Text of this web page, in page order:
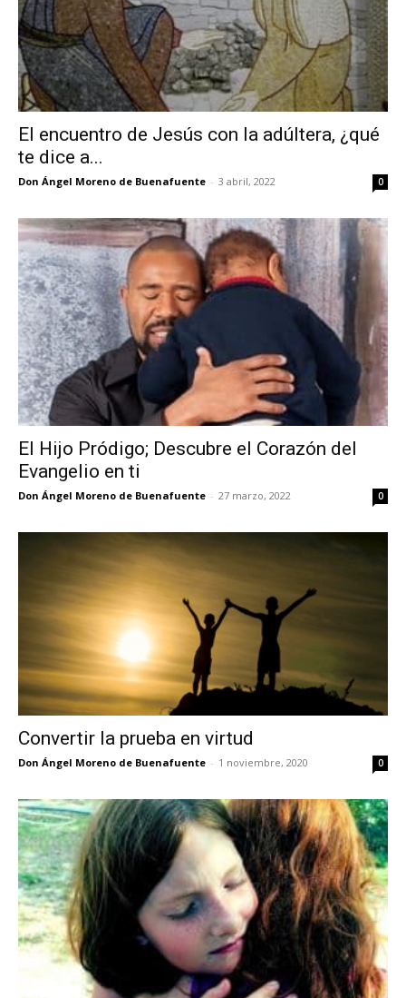
El encuentro de Jesús con la adúltera, ¿qué
te dice a...
Don Ángel Moreno de Buenafuente - 3 abril, 2022 0
El Hijo Pródigo; Descubre el Corazón del
Evangelio en ti
Don Ángel Moreno de Buenafuente - 27 marzo, 2022 0
Convertir la prueba en virtud
Don Ángel Moreno de Buenafuente - 1 noviembre, 2020 0